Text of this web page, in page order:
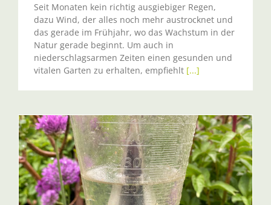
Seit Monaten kein richtig ausgiebiger Regen,
dazu Wind, der alles noch mehr austrocknet und
das gerade im Frühjahr, wo das Wachstum in der
Natur gerade beginnt. Um auch in
niederschlagsarmen Zeiten einen gesunden und
vitalen Garten zu erhalten, empfiehlt [...]